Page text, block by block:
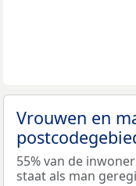
Vrouwen en
55% van de
staat als man